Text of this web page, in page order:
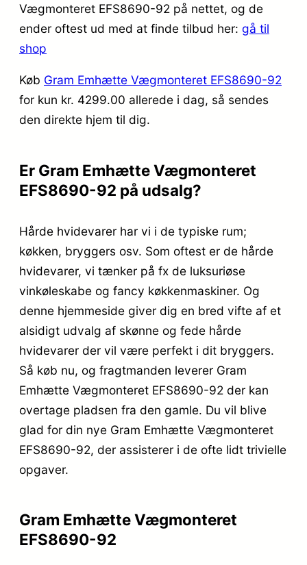
Vægmonteret EFS8690-92 på nettet, og de
ender oftest ud med at finde tilbud her: gå til
shop
Køb Gram Emhætte Vægmonteret EFS8690-92
for kun kr. 4299.00 allerede i dag, så sendes
den direkte hjem til dig.
Er Gram Emhætte Vægmonteret
EFS8690-92 på udsalg?
Hårde hvidevarer har vi i de typiske rum;
køkken, bryggers osv. Som oftest er de hårde
hvidevarer, vi tænker på fx de luksuriøse
vinkøleskabe og fancy køkkenmaskiner. Og
denne hjemmeside giver dig en bred vifte af et
alsidigt udvalg af skønne og fede hårde
hvidevarer der vil være perfekt i dit bryggers.
Så køb nu, og fragtmanden leverer Gram
Emhætte Vægmonteret EFS8690-92 der kan
overtage pladsen fra den gamle. Du vil blive
glad for din nye Gram Emhætte Vægmonteret
EFS8690-92, der assisterer i de ofte lidt trivielle
opgaver.
Gram Emhætte Vægmonteret
EFS8690-92